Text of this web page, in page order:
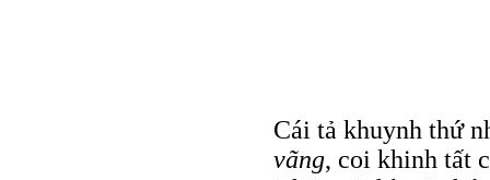
Cái tả khuynh thứ
vãng, coi khinh tất